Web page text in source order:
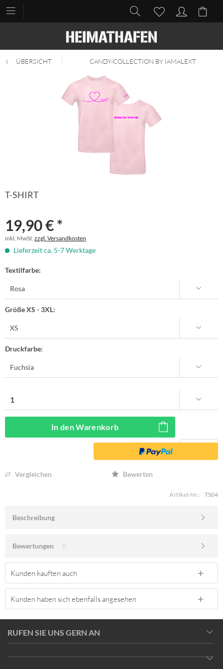
ÜBERSICHT CANDY-COLLECTION BY IAMALEXT
T-SHIRT
19,90 € *
inkl. MwSt. zzgl. Versandkosten
Lieferzeit ca. 5-7 Werktage
Textilfarbe:
Größe XS - 3XL:
Druckfarbe:
In denWarenkorb
Vergleichen Bewerten
Artikel-Nr.: TS04
Beschreibung
Bewertungen 0
Kunden kauften auch
Kunden haben sich ebenfalls angesehen
RUFEN SIE UNS GERN AN